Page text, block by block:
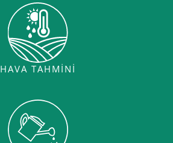
HAVA TAHMINI